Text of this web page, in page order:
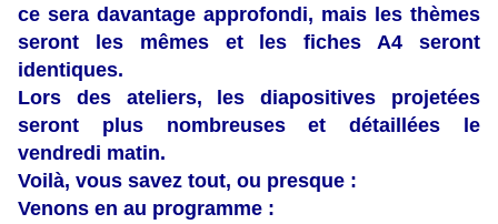
ce sera davantage approfondi, mais les thèmes
seront les mêmes et les fiches A4 seront
identiques.
Lors des ateliers, lesdiapositives projetées
seront plus nombreuses et détaillées le
vendredi matin.
Voilà, vous savez tout, ou presque :
Venons en au programme :